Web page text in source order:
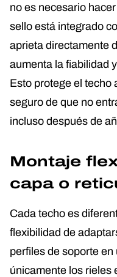
no es necesario
sello está integrado
aprieta directamente
aumenta la fiabilidad
Esto protege el techo
seguro de que no
incluso después de
Montaje
capa o
Cada techo es
flexibilidad de
perfiles de soporte
únicamente los rieles